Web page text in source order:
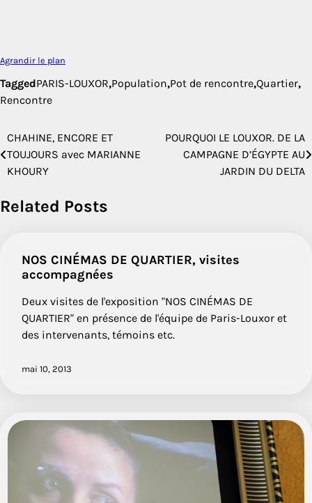
Agrandir le plan
TaggedPARIS-LOUXOR,Population,Pot de rencontre,Quartier,
Rencontre
Navigation
de
CHAHINE, ENCORE ET
TOUJOURS avec MARIANNE
KHOURY
POURQUOI LE LOUXOR. DE LA
CAMPAGNE D’ÉGYPTE AU
JARDIN DU DELTA
Related Posts
NOS CINÉMAS DE QUARTIER, visites
accompagnées
Deux visites de l'exposition "NOS CINÉMAS DE
QUARTIER" en présence de l'équipe de Paris-Louxor et
des intervenants, témoins etc.
mai 10, 2013